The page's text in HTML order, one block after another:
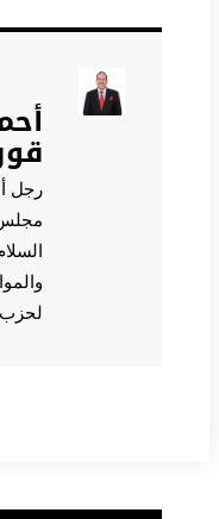
رجل
مجلس